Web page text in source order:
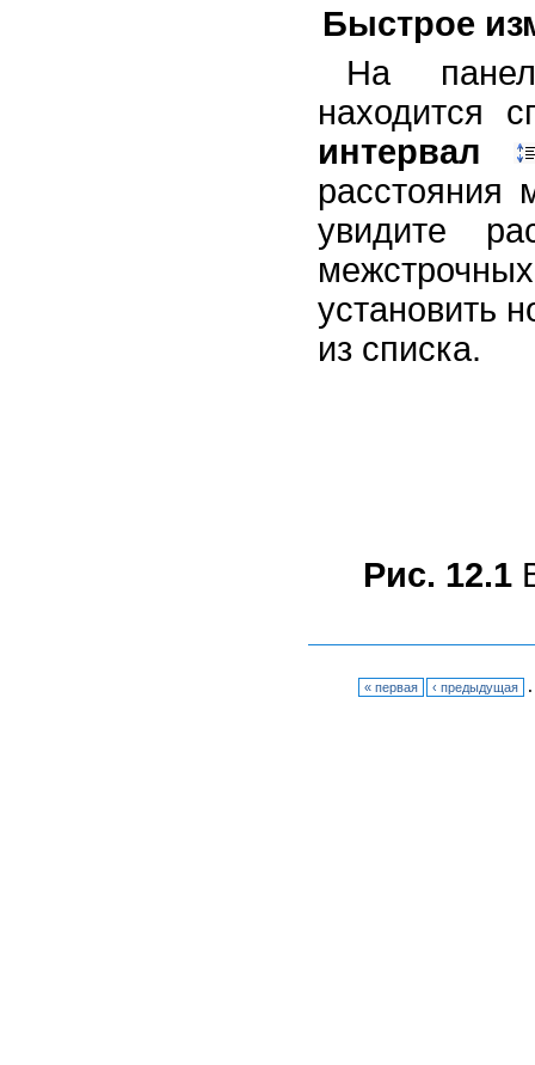
Быстрое
На
находится
интервал
расстояния
увидите
установить
из списка.
Рис. 12.1
« первая ‹ предыдущая